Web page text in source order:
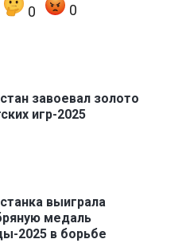
0 0
завоевал золото
игр-2025
выиграла
медаль
2025 в борьбе